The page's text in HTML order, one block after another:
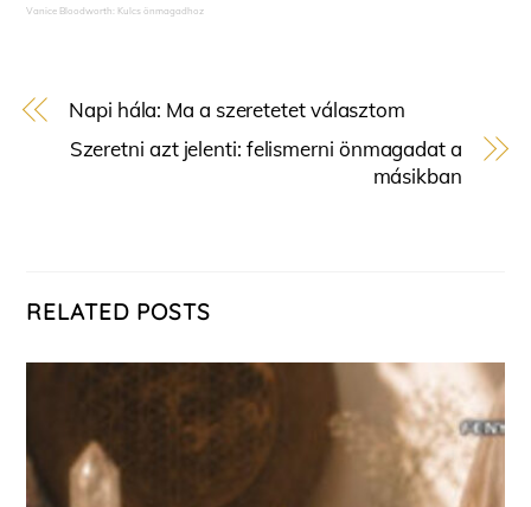
Vanice Bloodworth: Kulcs önmagadhoz
Napi hála: Ma a szeretetet választom
Szeretni azt jelenti: felismerni önmagadat a
másikban
RELATED POSTS